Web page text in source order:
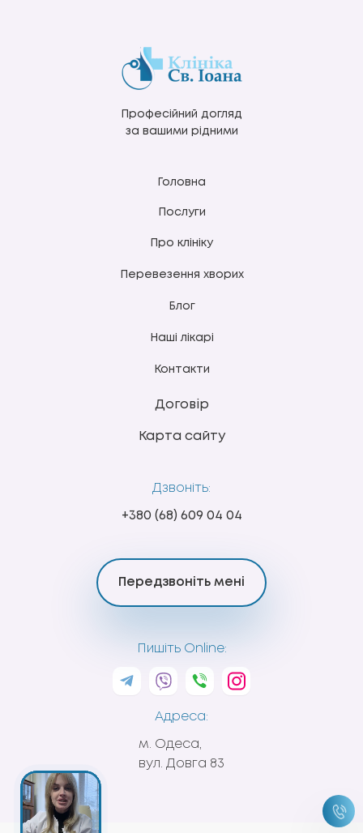
Професійний догляд
за вашими рідними
Головна
Послуги
Про клініку
Перевезення хворих
Блог
Наші лікарі
Контакти
Договір
Карта сайту
Дзвоніть:
+380 (68) 609 04 04
Передзвоніть мені
Пишіть Online:
Адреса:
м. Одеса,
вул. Довга 83